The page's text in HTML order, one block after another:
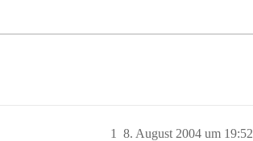
8. August 2004 um 19:52
1